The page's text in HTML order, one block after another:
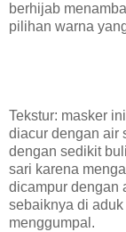
berhijab
pilihan warna
Tekstur: masker
diacur dengan air
dengan sedikit
sari karena
dicampur dengan
sebaiknya di
menggumpal.